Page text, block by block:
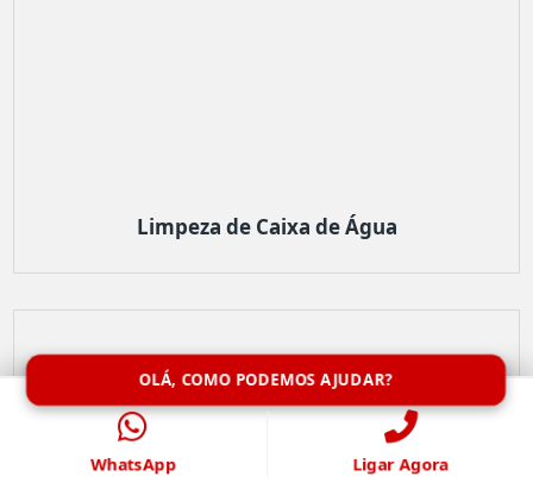
Limpeza de Caixa de Água
OLÁ, COMO PODEMOS AJUDAR?
WhatsApp Ligar Agora